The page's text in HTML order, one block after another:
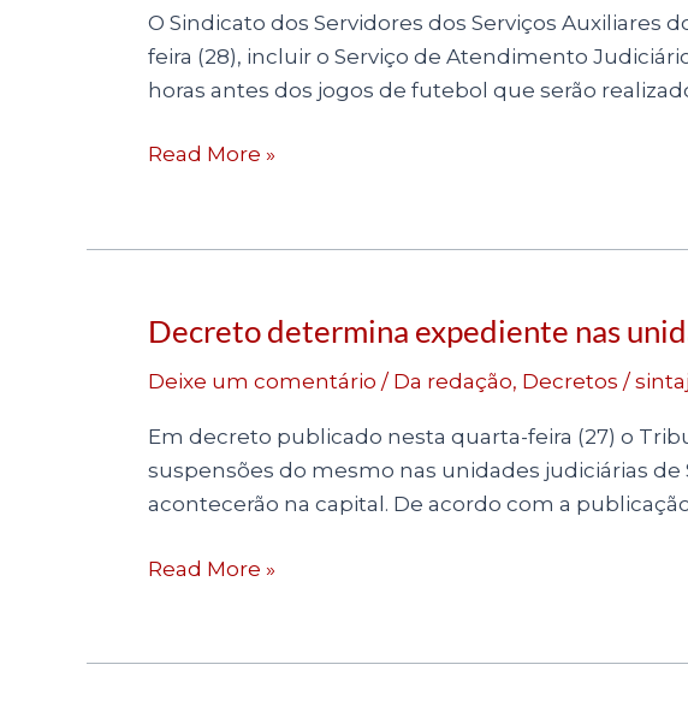
O Sindicato dos Servidores dos Serviços Auxiliares
feira (28), incluir o Serviço de Atendimento
horas antes dos jogos de futebol que serão
o
expediente
quatro
antes
das
Read More »
Decreto determina expediente nas
Deixe um comentário / Da redação, Decretos /sintaj
Em decreto publicado nesta quarta-feira (27) o
suspensões do mesmo nas unidades judiciárias
acontecerão na capital. De acordo com a
Decreto
expediente
nas
unidades
de
em
jogos
Read More »